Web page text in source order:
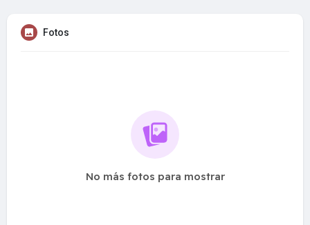
Fotos
No más fotos para mostrar